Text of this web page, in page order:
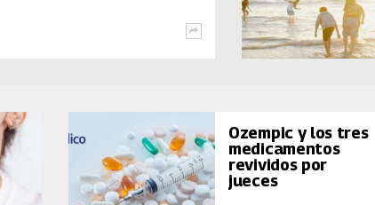
Ozempic y los tres
medicamentos
revividos por
jueces